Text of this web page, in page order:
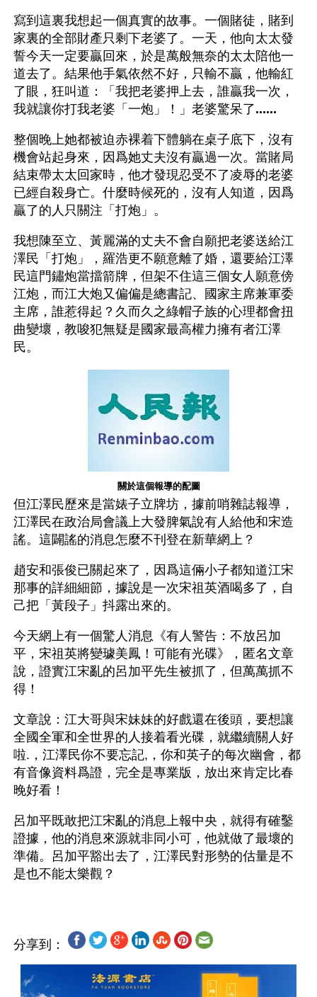
寫到這裏我想起一個真實的故事。一個賭徒，賭到
家裏的全部財產只剩下老婆了。一天，他向太太發
誓今天一定要贏回來，於是萬般無奈的太太陪他一
道去了。結果他手氣依然不好，只輸不贏，他輸紅
了眼，狂叫道：「我把老婆押上去，誰贏我一次，
我就讓你打我老婆「一炮」！」老婆驚呆了......
整個晚上她都被迫赤裸着下體躺在桌子底下，沒有
機會站起身來，因爲她丈夫沒有贏過一次。當賭局
結束帶太太回家時，他才發現忍受不了凌辱的老婆
已經自殺身亡。什麼時候死的，沒有人知道，因爲
贏了的人只關注「打炮」。
我想陳至立、黃麗滿的丈夫不會自願把老婆送給江
澤民「打炮」，羅浩更不願意離了婚，還要給江澤
民這門鏽炮當擋箭牌，但架不住這三個女人願意傍
江炮，而江大炮又偏偏是總書記、國家主席兼軍委
主席，誰惹得起？久而久之綠帽子族的心理都會扭
曲變壞，教唆犯無疑是國家最高權力擁有者江澤
民。
關於這個報導的配圖
但江澤民歷來是當婊子立牌坊，據前哨雜誌報導，
江澤民在政治局會議上大發脾氣說有人給他和宋造
謠。這闢謠的消息怎麼不刊登在新華網上？
趙安和張俊已關起來了，因爲這倆小子都知道江宋
那事的詳細細節，據說是一次宋祖英酒喝多了，自
己把「黃段子」抖露出來的。
今天網上有一個驚人消息《有人警告：不放呂加
平，宋祖英將變璩美鳳！可能有光碟》，匿名文章
說，證實江宋亂的呂加平先生被抓了，但萬萬抓不
得！
文章說：江大哥與宋妹妹的好戲還在後頭，要想讓
全國全軍和全世界的人接着看光碟，就繼續關人好
啦.，江澤民你不要忘記,，你和英子的每次幽會，都
有音像資料爲證，完全是專業版，放出來肯定比春
晚好看！
呂加平既敢把江宋亂的消息上報中央，就得有確鑿
證據，他的消息來源就非同小可，他就做了最壞的
準備。呂加平豁出去了，江澤民對形勢的估量是不
分享到：